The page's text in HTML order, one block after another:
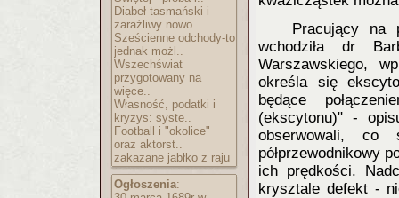
Diabeł tasmański i
zaraźliwy nowo..
Sześcienne odchody-to
jednak możl..
Wszechświat
przygotowany na
więce..
Własność, podatki i
kryzys: syste..
Football i "okolice"
oraz aktorst..
zakazane jabłko z raju
Ogłoszenia:
Pracujący na
wchodziła dr
Warszawskiego,
określa się
będące
(ekscytonu)" -
obserwowali, co
półprzewodnikowy
ich prędkości.
krysztale defekt -